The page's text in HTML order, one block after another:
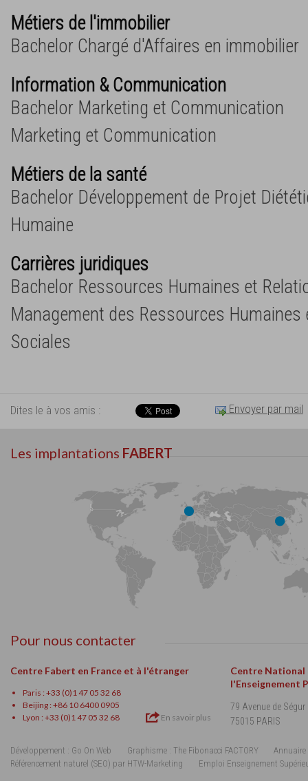
Métiers de l'immobilier
Bachelor Chargé d'Affaires en immobilier
Information & Communication
Bachelor Marketing et Communication
Marketing et Communication
Métiers de la santé
Bachelor Développement de Projet
Humaine
Carrières juridiques
Bachelor Ressources Humaines et
Management des Ressources
Sociales
Dites le à vos amis : Envoyer par mail
Les implantations FABERT
Pour nous contacter
Centre Fabert en France et à l'étranger
Paris : +33 (0)1 47 05 32 68
Beijing : +86 10 6400 0905
Lyon : +33 (0)1 47 05 32 68
En savoir plus
Centre National
l'Enseignement
79 Avenue de Ségur
75015 PARIS
Développement : Go On Web Graphisme : The Fibonacci FACTORY
Annuaire
Référencement naturel (SEO) par HTW-Marketing
Emploi Enseignement